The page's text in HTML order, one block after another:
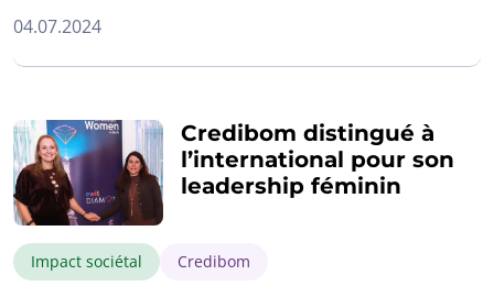
04.07.2024
Credibom distingué à
l’international pour son
leadership féminin
Impact sociétal Credibom